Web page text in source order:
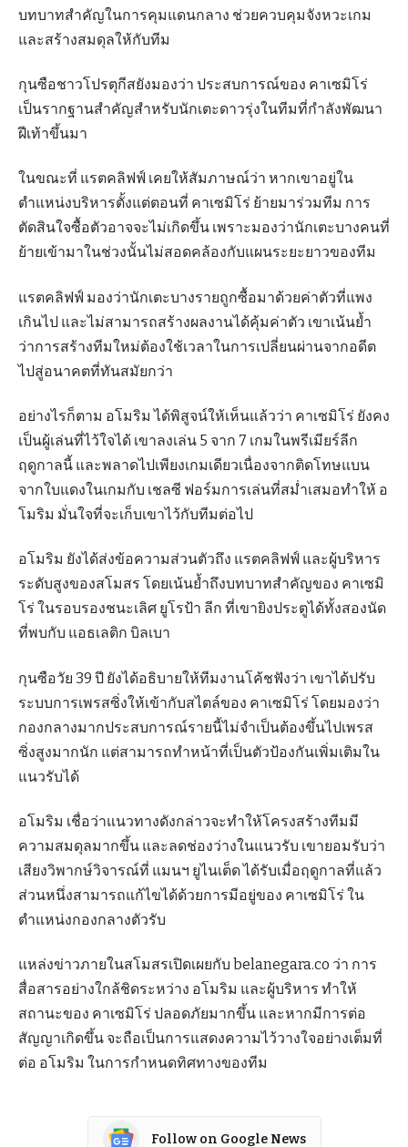
บทบาทสำคัญในการคุมแดนกลาง ช่วยควบคุมจังหวะเกม
และสร้างสมดุลให้กับทีม
กุนซือชาวโปรตุกีสยังมองว่า ประสบการณ์ของ คาเซมิโร่
เป็นรากฐานสำคัญสำหรับนักเตะดาวรุ่งในทีมที่กำลังพัฒนา
ฝีเท้าขึ้นมา
ในขณะที่ แรตคลิฟฟ์ เคยให้สัมภาษณ์ว่า หากเขาอยู่ใน
ตำแหน่งบริหารตั้งแต่ตอนที่ คาเซมิโร่ ย้ายมาร่วมทีม การ
ตัดสินใจซื้อตัวอาจจะไม่เกิดขึ้น เพราะมองว่านักเตะบางคนที่
ย้ายเข้ามาในช่วงนั้นไม่สอดคล้องกับแผนระยะยาวของทีม
แรตคลิฟฟ์ มองว่านักเตะบางรายถูกซื้อมาด้วยค่าตัวที่แพง
เกินไป และไม่สามารถสร้างผลงานได้คุ้มค่าตัว เขาเน้นย้ำ
ว่าการสร้างทีมใหม่ต้องใช้เวลาในการเปลี่ยนผ่านจากอดีต
ไปสู่อนาคตที่ทันสมัยกว่า
อย่างไรก็ตาม อโมริม ได้พิสูจน์ให้เห็นแล้วว่า คาเซมิโร่ ยังคง
เป็นผู้เล่นที่ไว้ใจได้ เขาลงเล่น 5 จาก 7 เกมในพรีเมียร์ลีก
ฤดูกาลนี้ และพลาดไปเพียงเกมเดียวเนื่องจากติดโทษแบน
จากใบแดงในเกมกับ เชลซี ฟอร์มการเล่นที่สม่ำเสมอทำให้ อ
โมริม มั่นใจที่จะเก็บเขาไว้กับทีมต่อไป
อโมริม ยังได้ส่งข้อความส่วนตัวถึง แรตคลิฟฟ์ และผู้บริหาร
ระดับสูงของสโมสร โดยเน้นย้ำถึงบทบาทสำคัญของ คาเซมิ
โร่ ในรอบรองชนะเลิศ ยูโรป้า ลีก ที่เขายิงประตูได้ทั้งสองนัด
ที่พบกับ แอธเลติก บิลเบา
กุนซือวัย 39 ปี ยังได้อธิบายให้ทีมงานโค้ชฟังว่า เขาได้ปรับ
ระบบการเพรสซิ่งให้เข้ากับสไตล์ของ คาเซมิโร่ โดยมองว่า
กองกลางมากประสบการณ์รายนี้ไม่จำเป็นต้องขึ้นไปเพรส
ซิ่งสูงมากนัก แต่สามารถทำหน้าที่เป็นตัวป้องกันเพิ่มเติมใน
แนวรับได้
อโมริม เชื่อว่าแนวทางดังกล่าวจะทำให้โครงสร้างทีมมี
ความสมดุลมากขึ้น และลดช่องว่างในแนวรับ เขายอมรับว่า
เสียงวิพากษ์วิจารณ์ที่ แมนฯ ยูไนเต็ด ได้รับเมื่อฤดูกาลที่แล้ว
ส่วนหนึ่งสามารถแก้ไขได้ด้วยการมีอยู่ของ คาเซมิโร่ ใน
ตำแหน่งกองกลางตัวรับ
แหล่งข่าวภายในสโมสรเปิดเผยกับ belanegara.co ว่า การ
สื่อสารอย่างใกล้ชิดระหว่าง อโมริม และผู้บริหาร ทำให้
สถานะของ คาเซมิโร่ ปลอดภัยมากขึ้น และหากมีการต่อ
สัญญาเกิดขึ้น จะถือเป็นการแสดงความไว้วางใจอย่างเต็มที่
ต่อ อโมริม ในการกำหนดทิศทางของทีม
Follow on Google News